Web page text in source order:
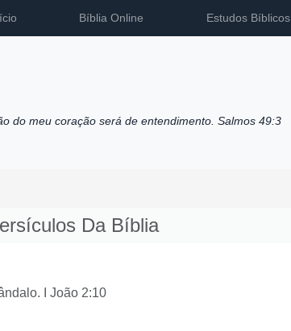
Bíblia Online Estudos Bíblicos
do meu coração será de entendimento. Salmos 49:3
Da Bíblia
I João 2:10